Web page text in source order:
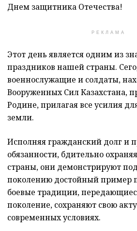
Днем защитника Отечества!
РЕКЛАМА
Этот день является одним из
праздников нашей страны.
военнослужащие и солдаты,
Вооруженных Сил Казахстана,
Родине, прилагая все усилия
земли.
Исполняя гражданский долг и
обязанности, бдительно
страны, они демонстрируют
поколению достойный пример
боевые традиции,
поколение, сохраняют свою
современных условиях.